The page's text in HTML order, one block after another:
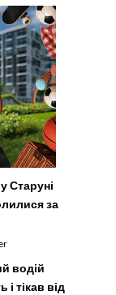
Старуні
за
водій
тікав від